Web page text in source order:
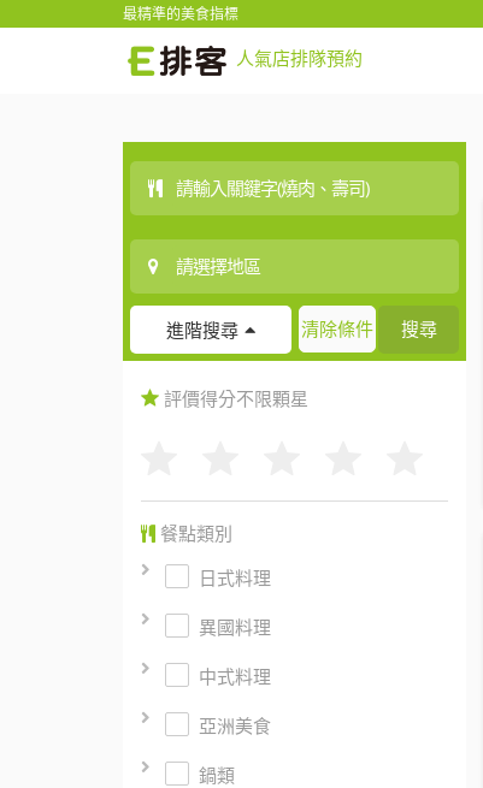
最精準的美食指標
人氣店排隊預約
進階搜尋 清除條件 搜尋
評價得分不限顆星
餐點類別
日式料理
異國料理
中式料理
亞洲美食
鍋類